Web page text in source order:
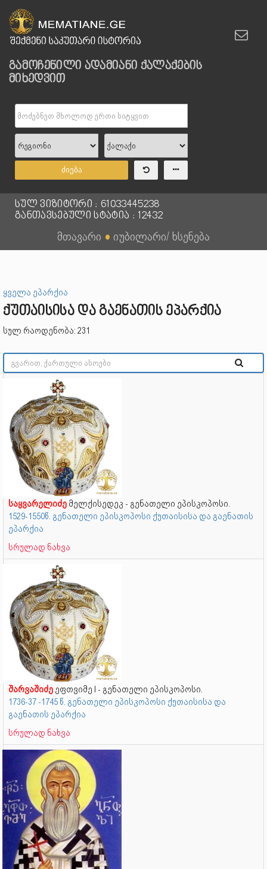
გამოჩენილი ადამიანი ქალაქების
მიხედვით
ძიება
სულ ვიზიტორი : 61033445238
განთავსებული სტატია : 12432
მთავარი ● იუბილარი/ ხსენება
ყველა ეპარქია
ქუთაისისა და გაენათის ეპარქია
სულ რაოდენობა: 231
საყვარელიძე მელქისედეკ - გენათელი ეპისკოპოსი.
1529-1550წ. გენათელი ეპისკოპოსი ქუთაისისა და გაენათის
ეპარქია
სრულად ნახვა
შარვაშიძე ეფთვიმე I - გენათელი ეპისკოპოსი.
1736-37 -1745 წ. გენათელი ეპისკოპოსი ქუთაისისა და
გაენათის ეპარქია
სრულად ნახვა